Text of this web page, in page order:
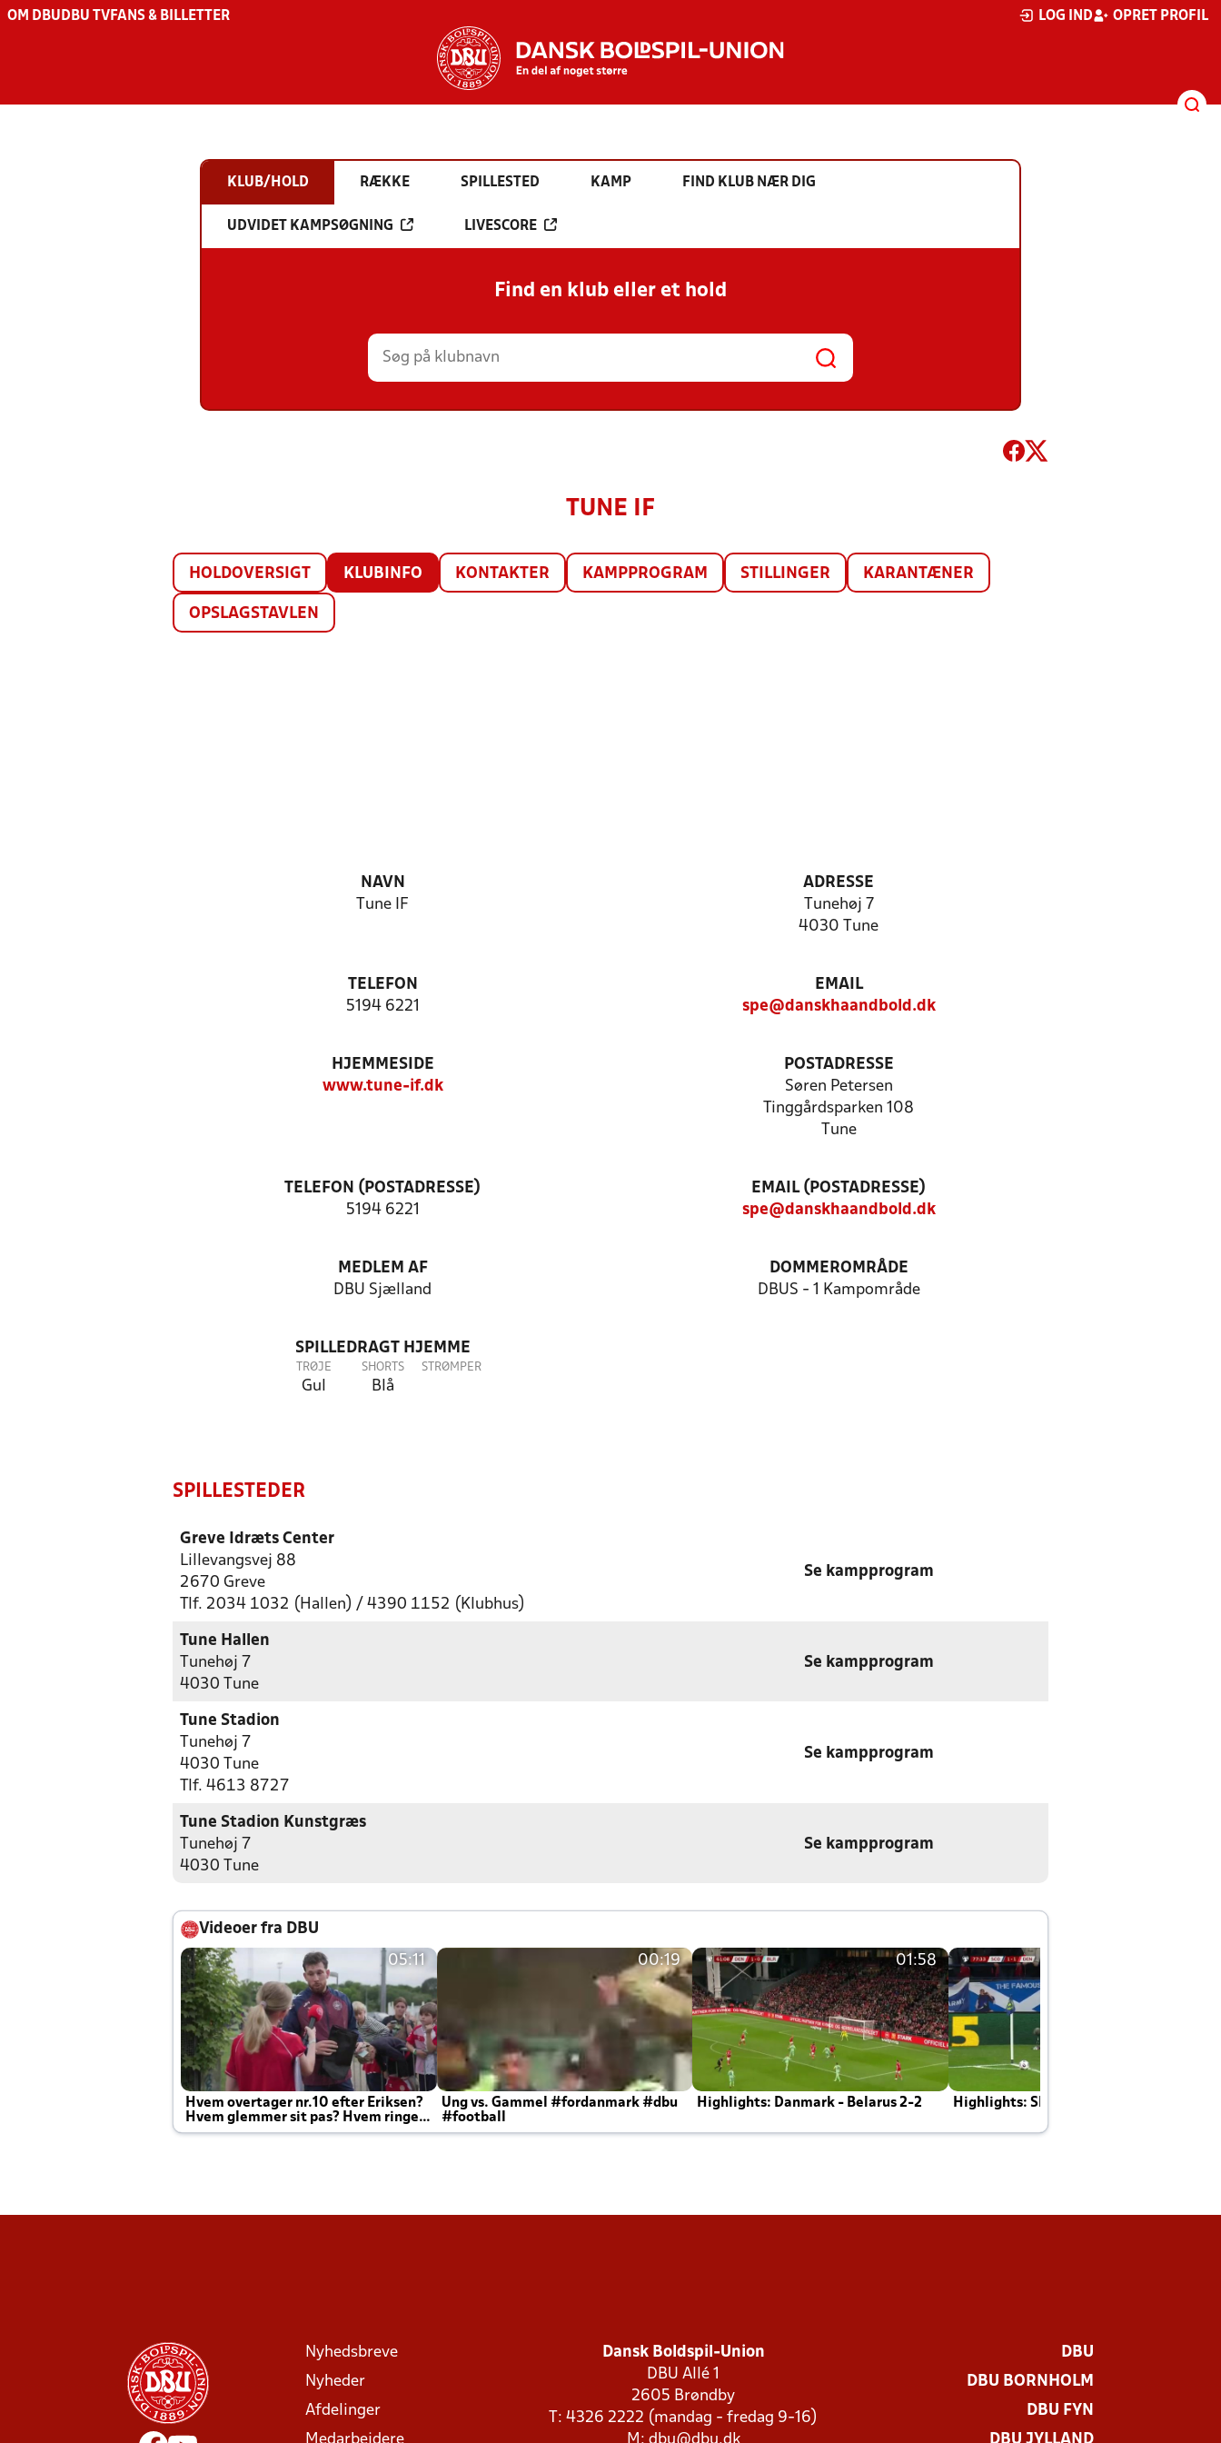
OM DBU DBU TV FANS & BILLETTER LOG IND OPRET PROFIL
KLUB/HOLD RÆKKE SPILLESTED KAMP FIND KLUB NÆR DIG
UDVIDET KAMPSØGNING LIVESCORE
Find en klub eller et hold
TUNE IF
HOLDOVERSIGT KLUBINFO KONTAKTER KAMPPROGRAM STILLINGER KARANTÆNER
OPSLAGSTAVLEN
NAVN
Tune IF
ADRESSE
Tunehøj 7
4030 Tune
TELEFON
5194 6221
EMAIL
spe@danskhaandbold.dk
HJEMMESIDE
www.tune-if.dk
POSTADRESSE
Søren Petersen
Tinggårdsparken 108
Tune
TELEFON (POSTADRESSE)
5194 6221
EMAIL (POSTADRESSE)
spe@danskhaandbold.dk
MEDLEM AF
DBU Sjælland
DOMMEROMRÅDE
DBUS - 1 Kampområde
SPILLEDRAGT HJEMME
TRØJE
Gul
SHORTS
Blå
STRØMPER
SPILLESTEDER
Greve Idræts Center
Lillevangsvej 88
2670 Greve
Tlf. 2034 1032 (Hallen) / 4390 1152 (Klubhus)
Se kampprogram
Tune Hallen
Tunehøj 7
4030 Tune
Se kampprogram
Tune Stadion
Tunehøj 7
4030 Tune
Tlf. 4613 8727
Se kampprogram
Tune Stadion Kunstgræs
Tunehøj 7
4030 Tune
Se kampprogram
Videoer fra DBU
05:11
Hvem overtager nr.10 efter Eriksen?
Hvem glemmer sit pas? Hvem ringer
Joachim altid til efter kampe?
00:19
Ung vs. Gammel #fordanmark #dbu
#football
01:58
Highlights: Danmark - Belarus 2-2 Highlights: Skotland - Danmark 4-2
Nyhedsbreve
Nyheder
Afdelinger
Dansk Boldspil-Union
DBU Allé 1
2605 Brøndby
T: 4326 2222 (mandag - fredag 9-16)
DBU
DBU BORNHOLM
DBU FYN